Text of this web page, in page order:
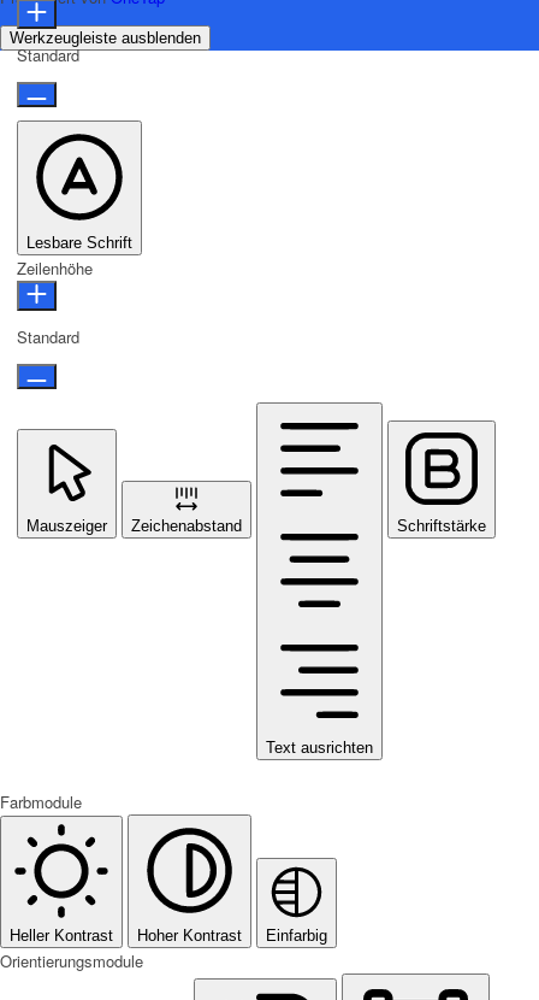
Werkzeugleiste ausblenden
Standard
Lesbare Schrift
Zeilenhöhe
Standard
Mauszeiger Zeichenabstand
Text ausrichten
Schriftstärke
Farbmodule
Heller Kontrast Hoher Kontrast Einfarbig
Orientierungsmodule